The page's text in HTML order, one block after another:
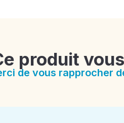
produit
de vous rapprocher